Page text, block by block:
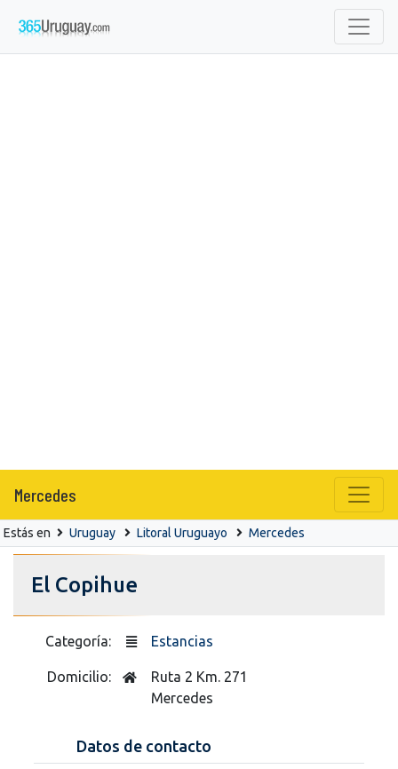
Mercedes
Estás en Uruguay Litoral Uruguayo Mercedes
El Copihue
Categoría: Estancias
Domicilio:
Ruta 2 Km. 271
Mercedes
Datos de contacto